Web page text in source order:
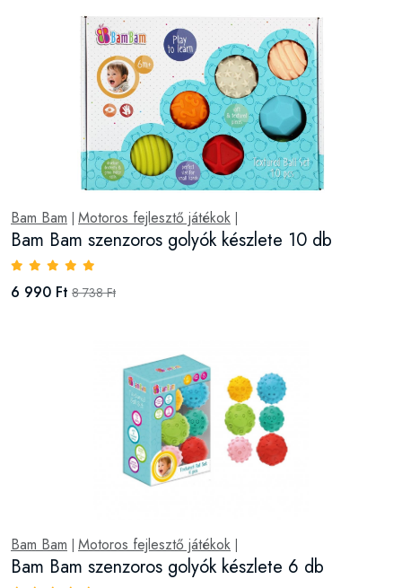
Bam Bam Motoros fejlesztő játékok
Bam Bam szenzoros golyók készlete 10 db
6 990 Ft 8 738 Ft
Bam Bam Motoros fejlesztő játékok
Bam Bam szenzoros golyók készlete 6 db